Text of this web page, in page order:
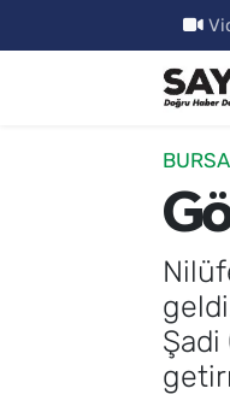
BURSA
ÖZEL HABER
İNCELEME
MAGAZİN
TEKNOLOJİ
Hava Durumu
Trafik Durumu
TFF 2.Lig
Tüm Manşetler
Son Dakika
Haber Arşivi